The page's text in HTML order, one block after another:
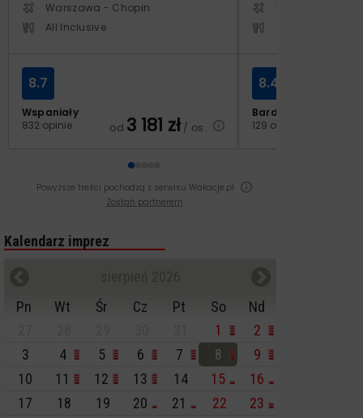
Warszawa - Chopin
All Inclusive
Wspaniały
832 opinie
8.7
od 3 181 zł/ os.
Warszawa -
Bardzo dobry
129 opinii
8.4
Powyższe treści pochodzą z serwisu Wakacje.pl
Zostań partnerem
Kalendarz imprez
Pn
Wt Śr Cz Pt So
Nd
1
2
3
4 5 6 7 8
9
10
11 12 13 14 15
16
17
18 19 20 21 22
23